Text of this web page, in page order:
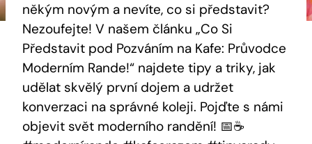
někým novým a nevíte, co si představit?
Nezoufejte! V našem článku „Co Si
Představit pod Pozváním na Kafe: Průvodce
Moderním Rande!“ najdete tipy a triky, jak
udělat skvělý první dojem a udržet
konverzaci na správné koleji. Pojďte s námi
objevit svět moderního randění! 📅☕️